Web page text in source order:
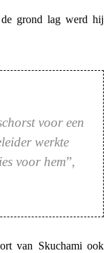
grond lag werd hij
werkte
voor hem”,
van Skuchami ook